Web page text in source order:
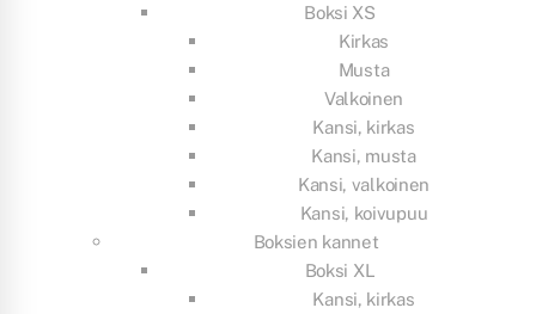
Boksi XS
Kirkas
Musta
Valkoinen
Kansi, kirkas
Kansi, musta
Kansi, valkoinen
Kansi, koivupuu
Boksien kannet
Boksi XL
Kansi, kirkas